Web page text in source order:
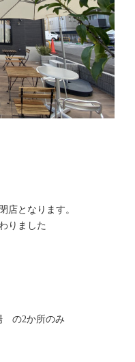
店となります。
りました
の2か所のみ